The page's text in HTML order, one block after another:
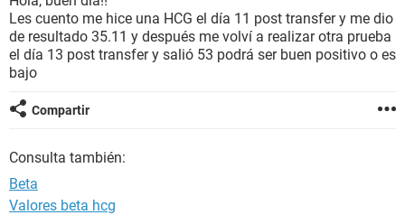
BIENESTAR
SEXUALIDAD
GLOSARIO
Les cuento me hice una HCG el día 11 post transfer y me dio
de resultado 35.11 y después me volví a realizar otra prueba
el día 13 post transfer y salió 53 podrá ser buen positivo o es
bajo
Compartir
Consulta también:
Beta
Valores beta hcg